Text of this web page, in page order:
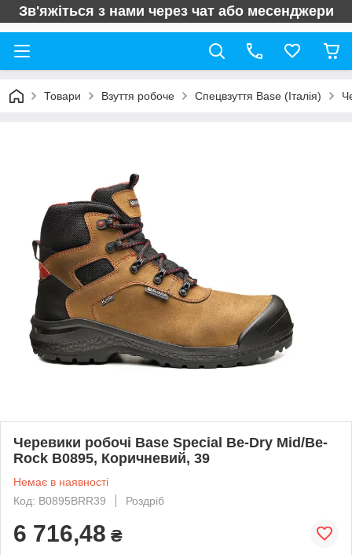
Зв'яжіться з нами через чат або месенджери
Товари Взуття робоче Спецвзуття Base (Італія)
Черевики робочі Base Special Be-Dry Mid/Be-
Rock B0895, Коричневий, 39
Немає в наявності
Код: B0895BRR39
Роздріб
6 716,48 ₴